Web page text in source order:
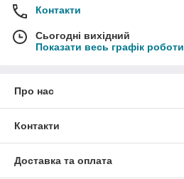
Контакти
Сьогодні вихідний
Показати весь графік роботи
Про нас
Контакти
Доставка та оплата